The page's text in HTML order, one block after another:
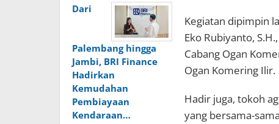
Dari
Palembang hingga
Jambi, BRI Finance
Hadirkan
Kemudahan
Pembiayaan
Kendaraan…
Kegiatan dipimpin
Eko Rubiyanto,
Cabang Ogan
Ogan Komering Ilir.
Hadir juga, tokoh
yang bersama-